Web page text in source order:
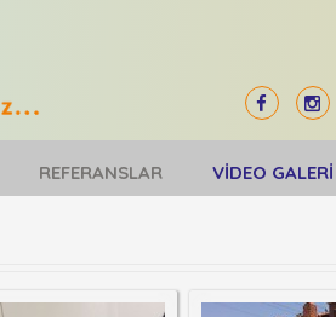
REFERANSLAR VİDEO GALERİ